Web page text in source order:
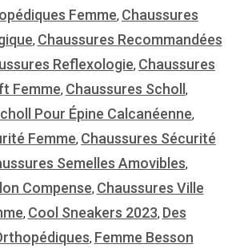
Femme, Chaussures
, Chaussures Recommandées
Reflexologie, Chaussures
Femme, Chaussures Scholl ,
Pour Épine Calcanéenne,
Femme, Chaussures Sécurité
Semelles Amovibles,
Compense, Chaussures Ville
, Cool Sneakers 2023, Des
, Femme Besson